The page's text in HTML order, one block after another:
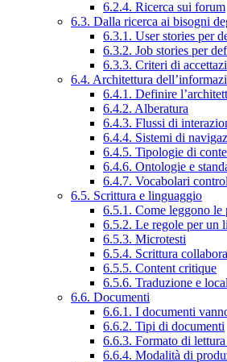
6.2.4. Ricerca sui forum
6.3. Dalla ricerca ai bisogni
6.3.1. User stories per
6.3.2. Job stories per
6.3.3. Criteri di
6.4. Architettura
6.4.1. Definire
6.4.2. Alberatura
6.4.3. Flussi di
6.4.4. Sistemi di
6.4.5. Tipologie di
6.4.6. Ontologie e
6.4.7. Vocabolari
6.5. Scrittura e linguaggio
6.5.1. Come leggono le
6.5.2. Le regole per un
6.5.3. Microtesti
6.5.4. Scrittura
6.5.5. Content critique
6.5.6. Traduzione e
6.6. Documenti
6.6.1. I documenti
6.6.2. Tipi di documenti
6.6.3. Formato di
6.6.4. Modalità di